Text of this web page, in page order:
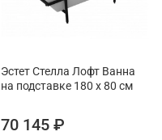
Эстет Стелла Лофт Ванна
на подставке 180 х 80 см
70 145 ₽